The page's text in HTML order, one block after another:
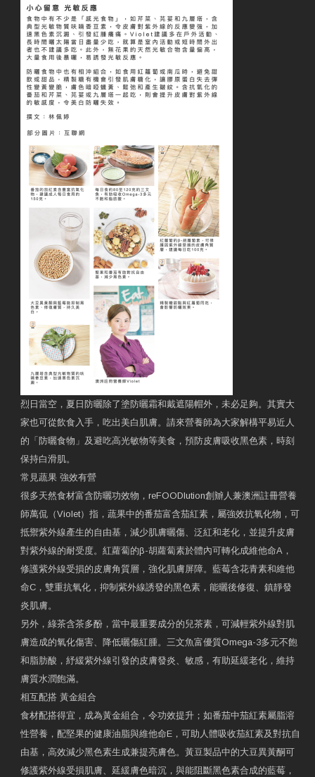
烈日當空，夏日防曬除了塗防曬霜和戴遮陽帽外，未必足夠。其實大
家也可從飲食入手，吃出美白肌膚。請來營養師為大家解構平易近人
的「防曬食物」及避吃高光敏物等美食，預防皮膚吸收黑色素，時刻
保持白滑肌。
常見蔬果 強效有營
很多天然食材富含防曬功效物，reFOODlution創辧人兼澳洲註冊營養
師萬侃（Violet）指，蔬果中的番茄富含茄紅素，屬強效抗氧化物，可
抵禦紫外線產生的自由基，減少肌膚曬傷、泛紅和老化，並提升皮膚
對紫外線的耐受度。紅蘿蔔的β-胡蘿蔔素於體內可轉化成維他命A，
修護紫外線受損的皮膚角質層，強化肌膚屏障。藍莓含花青素和維他
命C，雙重抗氧化，抑制紫外線誘發的黑色素，能曬後修復、鎮靜發
炎肌膚。
另外，綠茶含茶多酚，當中最重要成分的兒茶素，可減輕紫外線對肌
膚造成的氧化傷害、降低曬傷紅腫。三文魚富優質Omega-3多元不飽
和脂肪酸，紓緩紫外線引發的皮膚發炎、敏感，有助延緩老化，維持
膚質水潤飽滿。
相互配搭 黃金組合
食材配搭得宜，成為黃金組合，令功效提升；如番茄中茄紅素屬脂溶
性營養，配堅果的健康油脂與維他命E，可助人體吸收茄紅素及對抗自
由基，高效減少黑色素生成兼提亮膚色。黃豆製品中的大豆異黃酮可
修護紫外線受損肌膚、延緩膚色暗沉，與能阻斷黑色素合成的藍莓，